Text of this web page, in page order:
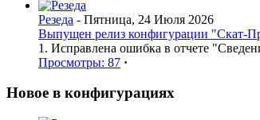
Резеда - Пятница, 24 Июля 2026
Выпущен релиз конфигурации "Скат-
1. Исправлена ошибка в отчете
Просмотры: 87 ·
Новое в конфигурациях